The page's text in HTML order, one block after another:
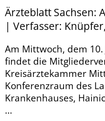
Ärzteblatt Sachsen:
| Verfasser:
Am Mittwoch, dem
findet die
Kreisärztekammer
Konferenzraum des
Krankenhauses,
...